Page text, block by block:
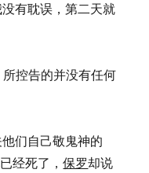
有耽误，第二天就
控告的并没有任何
们自己敬鬼神的
经死了，保罗却说